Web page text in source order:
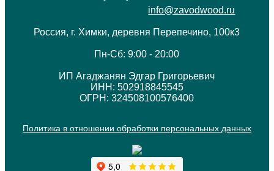
info@zavodwood.ru
Россия, г. Химки, деревня Перепечино, 100к3
Пн-Сб: 9:00 - 20:00
ИП Агаджанян Эдгар Григорьевич
ИНН: 502918845545
ОГРН: 324508100576400
Политика в отношении обработки персональных данных